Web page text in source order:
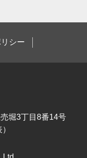
シー
堀3丁目8番14号